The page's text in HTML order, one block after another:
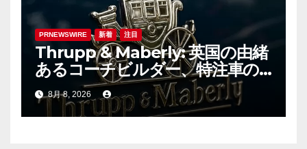
PRNEWSWIRE 新着 注目
Thrupp & Maberly: 英国の由緒
あるコーチビルダー、特注車の
新時代へ
8月 8, 2026